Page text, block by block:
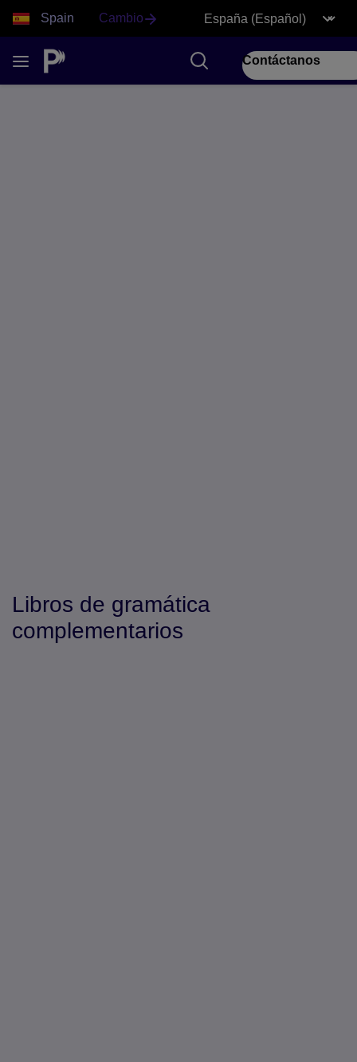
Spain Cambio
Contáctanos
Libros de gramática
complementarios